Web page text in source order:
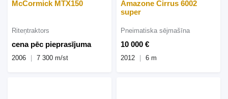
McCormick MTX150
cena pēc pieprasījuma
Riteņtraktors
2006 7 300 m/st
Amazone Cirrus 6002
super
10 000 €
Pneimatiska sējmašīna
2012 6 m